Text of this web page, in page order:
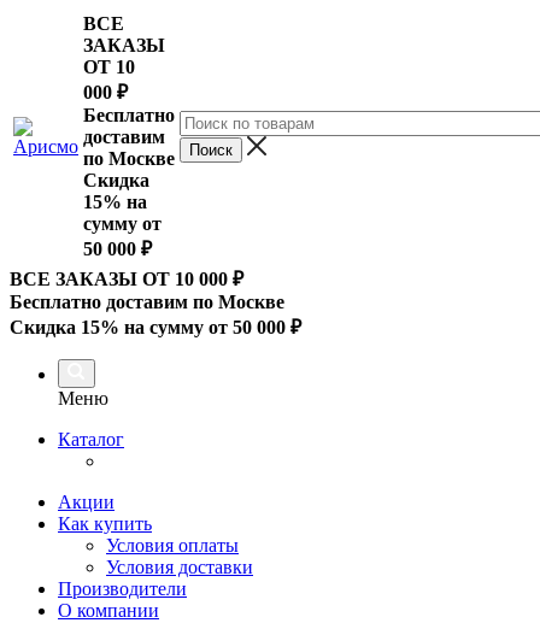
ВСЕ
ЗАКАЗЫ
ОТ 10
000 ₽
Бесплатно
доставим
по Москве
Скидка
15% на
сумму от
50 000 ₽
ВСЕ ЗАКАЗЫ ОТ 10 000 ₽
Бесплатно доставим по Москве
Скидка 15% на сумму от 50 000 ₽
Меню
Каталог
Акции
Как купить
Условия оплаты
Условия доставки
Производители
О компании